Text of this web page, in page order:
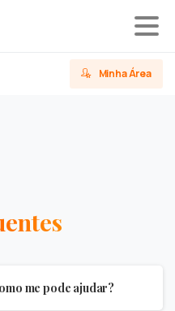
Minha Área
me pode ajudar?